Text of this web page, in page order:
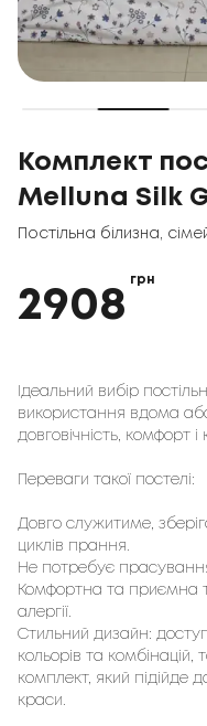
Комплект
Melluna Silk
Постільна білизна
2908
грн
Ідеальний вибір
використання вдома
довговічність, комфорт
Переваги такої постелі:
Довго служитиме,
циклів прання.
Не потребує
Комфортна та приємна
алергії.
Стильний дизайн:
кольорів та
комплект, який підійде
краси.